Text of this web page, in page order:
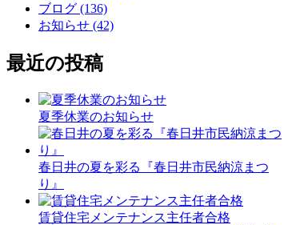
ブログ (136)
お知らせ (42)
最近の投稿
夏季休業のお知らせ
春日井の夏を彩る『春日井市民納涼まつ
り』
賃貸住宅メンテナンス主任者合格